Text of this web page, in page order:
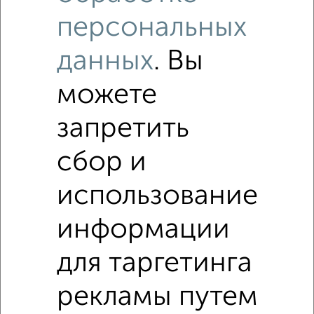
₽ 95 900₽ за м²
ЖК 57-й, Гагарина 5
Комната в 4-к квартире, 12м², 5/9 этаж
персональных
данных. Вы
можете
запретить
сбор и
использование
информации
для таргетинга
рекламы путем